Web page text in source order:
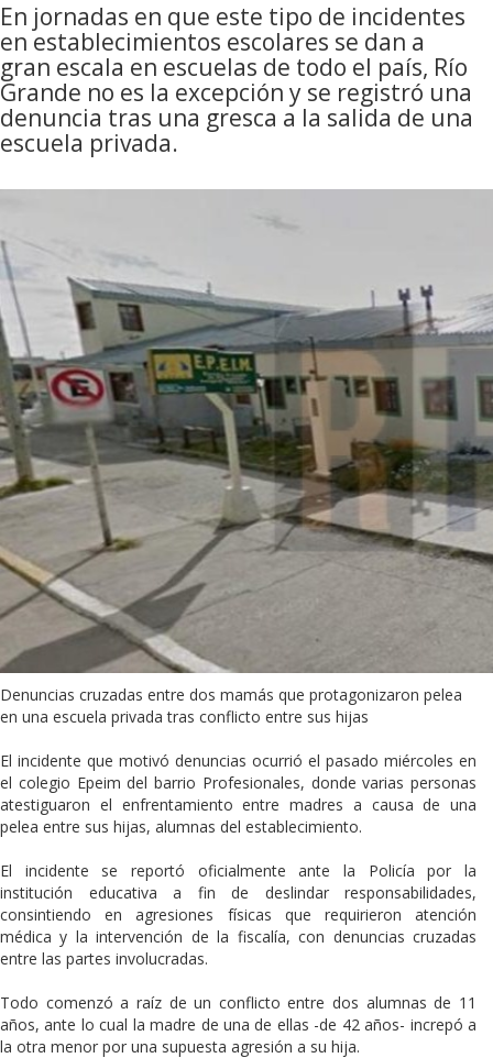
En jornadas en que este tipo de incidentes
en establecimientos escolares se dan a
gran escala en escuelas de todo el país, Río
Grande no es la excepción y se registró una
denuncia tras una gresca a la salida de una
escuela privada.
Denuncias cruzadas entre dos mamás que protagonizaron pelea
en una escuela privada tras conflicto entre sus hijas
El incidente que motivó denuncias ocurrió el pasado miércoles en
el colegio Epeim del barrio Profesionales, donde varias personas
atestiguaron el enfrentamiento entre madres a causa de una
pelea entre sus hijas, alumnas del establecimiento.
El incidente se reportó oficialmente ante la Policía por la
institución educativa a fin de deslindar responsabilidades,
consintiendo en agresiones físicas que requirieron atención
médica y la intervención de la fiscalía, con denuncias cruzadas
entre las partes involucradas.
Todo comenzó a raíz de un conflicto entre dos alumnas de 11
años, ante lo cual la madre de una de ellas -de 42 años- increpó a
la otra menor por una supuesta agresión a su hija.